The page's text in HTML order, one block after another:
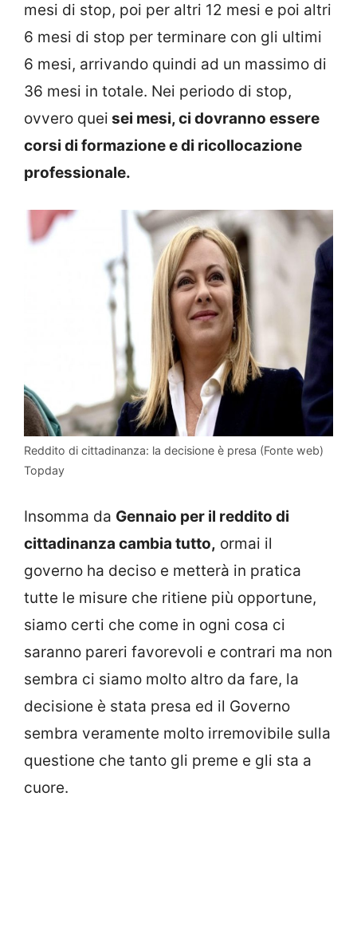
mesi di stop, poi per altri 12 mesi e poi altri
6 mesi di stop per terminare con gli ultimi
6 mesi, arrivando quindi ad un massimo di
36 mesi in totale. Nei periodo di stop,
ovvero quei sei mesi, ci dovranno essere
corsi di formazione e di ricollocazione
professionale.
Reddito di cittadinanza: la decisione è presa (Fonte web)
Topday
Insomma da Gennaio per il reddito di
cittadinanza cambia tutto, ormai il
governo ha deciso e metterà in pratica
tutte le misure che ritiene più opportune,
siamo certi che come in ogni cosa ci
saranno pareri favorevoli e contrari ma non
sembra ci siamo molto altro da fare, la
decisione è stata presa ed il Governo
sembra veramente molto irremovibile sulla
questione che tanto gli preme e gli sta a
cuore.